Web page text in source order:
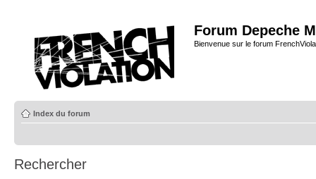
Forum Depeche
Bienvenue sur le forum
Index du forum
Rechercher